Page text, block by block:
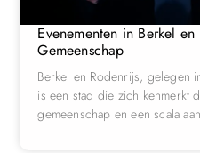
Evenementen in Berkel
Gemeenschap
Berkel en Rodenrijs, gelegen
is een stad die zich kenmerkt
gemeenschap en een scala